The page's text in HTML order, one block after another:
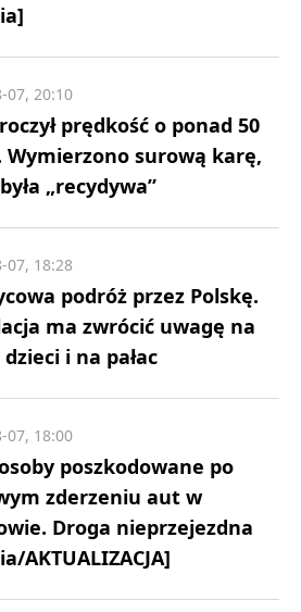
prędkość o ponad 50
Wymierzono surową karę,
„recydywa”
07, 20:10
podróż przez Polskę.
ma zwrócić uwagę na
i na pałac
07, 18:28
poszkodowane po
zderzeniu aut w
Droga nieprzejezdna
AKTUALIZACJA]
07, 18:00